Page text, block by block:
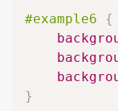
#example6
{
}